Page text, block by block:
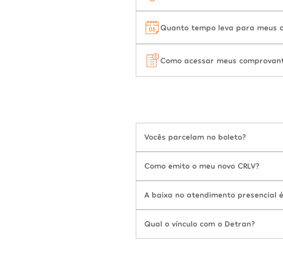
Quanto tempo leva para meus
Como acessar meus
Vocês parcelam no boleto?
Como emito o meu novo CRLV?
A baixa no atendimento presencial
Qual o vínculo com o Detran?